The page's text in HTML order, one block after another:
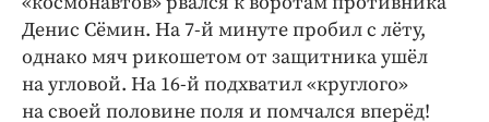
Денис Сёмин. На 7-й минуте пробил с лёту,
однако мяч рикошетом от защитника ушёл
на угловой. На 16-й подхватил «круглого»
на своей половине поля и помчался вперёд!